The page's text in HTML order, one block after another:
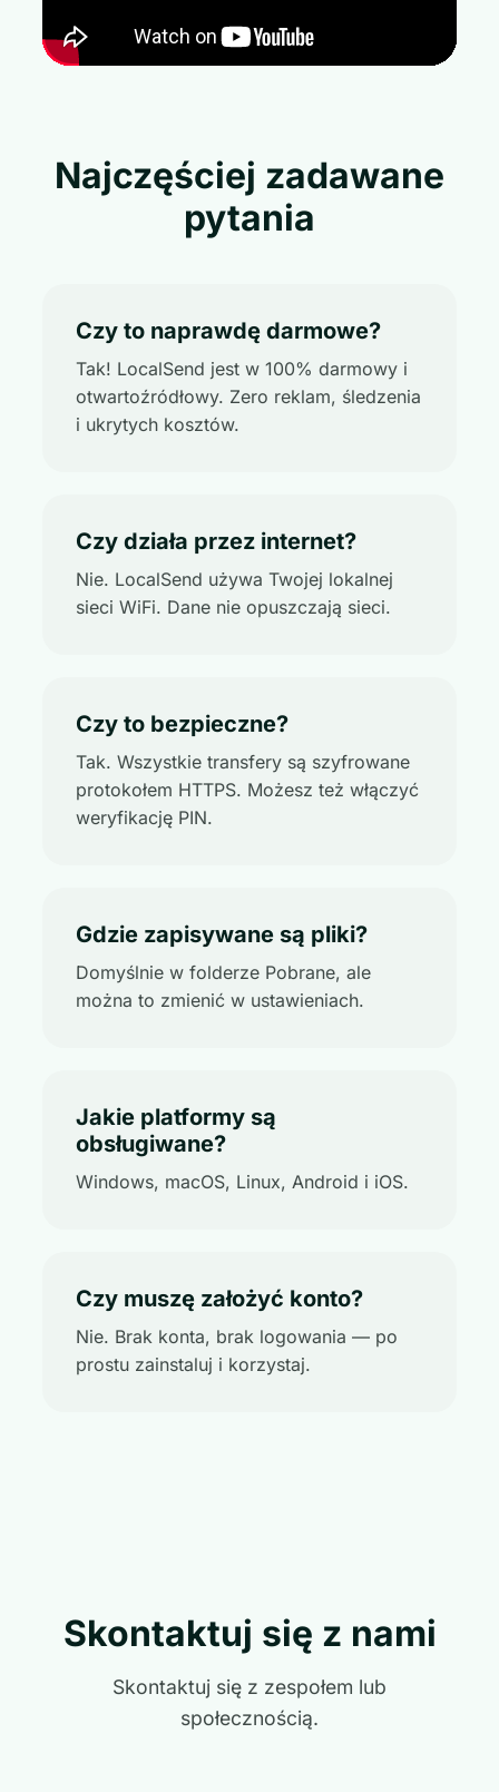
Najczęściej zadawane
pytania
Czy to naprawdę darmowe?
Tak! LocalSend jest w 100% darmowy i
otwartoźródłowy. Zero reklam, śledzenia
i ukrytych kosztów.
Czy działa przez internet?
Nie. LocalSend używa Twojej lokalnej
sieci WiFi. Dane nie opuszczają sieci.
Czy to bezpieczne?
Tak. Wszystkie transfery są szyfrowane
protokołem HTTPS. Możesz też włączyć
weryfikację PIN.
Gdzie zapisywane są pliki?
Domyślnie w folderze Pobrane, ale
można to zmienić w ustawieniach.
Jakie platformy są
obsługiwane?
Windows, macOS, Linux, Android i iOS.
Czy muszę założyć konto?
Nie. Brak konta, brak logowania — po
prostu zainstaluj i korzystaj.
Skontaktuj się z nami
Skontaktuj się z zespołem lub
społecznością.